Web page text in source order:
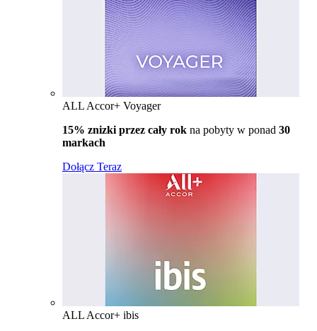
ALL Accor+ Voyager
15% znizki przez cały rok na pobyty w ponad 30
markach
Dołącz Teraz
ALL Accor+ ibis